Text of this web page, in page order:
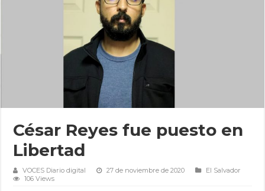
César Reyes fue puesto en
Libertad
VOCES Diario digital 27 de noviembre de 2020
El Salvador
106 Views